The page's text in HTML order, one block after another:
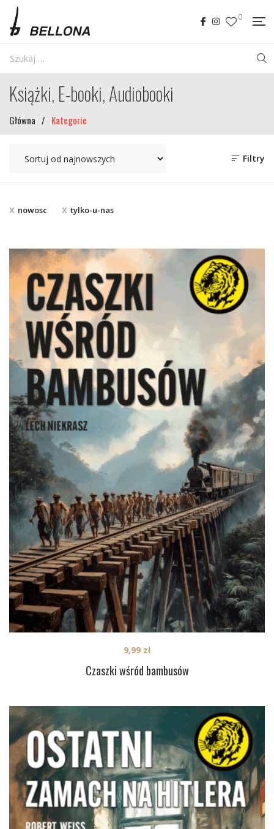
0
Książki, E-booki, Audiobooki
Główna / Kategorie
Filtry
nowosc tylko-u-nas
Czaszki wśród bambusów
9,99 zł